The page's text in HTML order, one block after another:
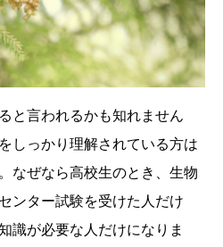
と言われるかも知れません
しっかり理解されている方は
なぜなら高校生のとき、生物
ンター試験を受けた人だけ
識が必要な人だけになりま